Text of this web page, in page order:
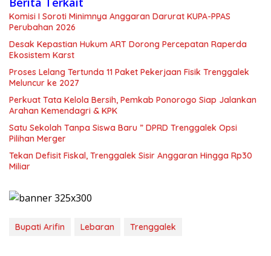
Komisi I Soroti Minimnya Anggaran Darurat KUPA-PPAS
Perubahan 2026
Desak Kepastian Hukum ART Dorong Percepatan Raperda
Ekosistem Karst
Proses Lelang Tertunda 11 Paket Pekerjaan Fisik Trenggalek
Meluncur ke 2027
Perkuat Tata Kelola Bersih, Pemkab Ponorogo Siap Jalankan
Arahan Kemendagri & KPK
Satu Sekolah Tanpa Siswa Baru ” DPRD Trenggalek Opsi
Pilihan Merger
Tekan Defisit Fiskal, Trenggalek Sisir Anggaran Hingga Rp30
Miliar
Bupati Arifin Lebaran Trenggalek